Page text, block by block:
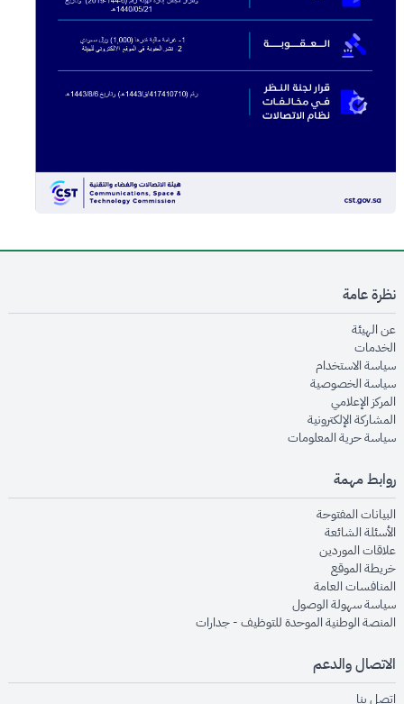
نظرة عامة
عن الهيئةopens in new window
الخدماتopens in new window
سياسة الاستخدام
سياسة الخصوصيةopens in new window
المركز الإعلاميopens in new window
المشاركة الإلكترونيةopens in new window
سياسة حرية المعلوماتopens in new window
روابط مهمة
البيانات المفتوحةopens in new window
الأسئلة الشائعةopens in new window
علاقات الموردينopens in new window
خريطة الموقعopens in new window
المنافسات العامةopens in new window
سياسة سهولة الوصولopens in new window
المنصة الوطنية الموحدة للتوظيف - جداراتopens in new window
الاتصال والدعم
اتصل بنا